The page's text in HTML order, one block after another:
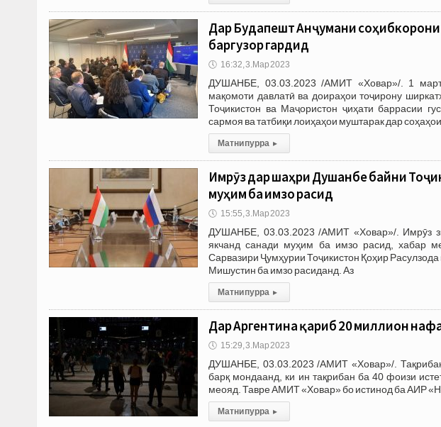
Дар Будапешт Анҷумани
баргузор гардид
🕔 16:32, 3.Мар 2023
ДУШАНБЕ, 03.03.2023 /АМИТ «Ховар»/. 1
мақомоти давлатӣ ва доираҳои тоҷирону
Тоҷикистон ва Маҷористон ҷиҳати баррасии
сармоя ва татбиқи лоиҳаҳои муштарак дар
Матни пурра ▸
Имрӯз дар шаҳри Душанбе байни
муҳим ба имзо расид
🕔 15:55, 3.Мар 2023
ДУШАНБЕ, 03.03.2023 /АМИТ «Ховар»/. Имрӯз
якчанд санади муҳим ба имзо расид, хабар
Сарвазири Ҷумҳурии Тоҷикистон Қоҳир
Мишустин ба имзо расиданд. Аз
Матни пурра ▸
Дар Аргентина қариб 20 миллион
🕔 15:29, 3.Мар 2023
ДУШАНБЕ, 03.03.2023 /АМИТ «Ховар»/.
барқ мондаанд, ки ин тақрибан ба 40 фоизи
меояд. Тавре АМИТ «Ховар» бо истинод ба АИР
Матни пурра ▸